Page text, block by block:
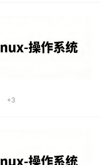
+3